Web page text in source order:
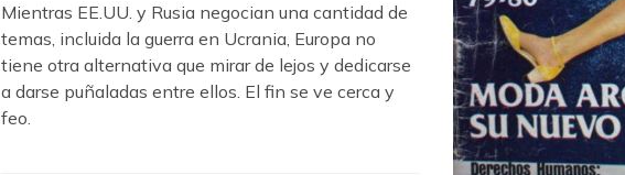
Mientras EE.UU. y Rusia negocian una cantidad de
temas, incluida la guerra en Ucrania, Europa no
tiene otra alternativa que mirar de lejos y dedicarse
a darse puñaladas entre ellos. El fin se ve cerca y
feo.